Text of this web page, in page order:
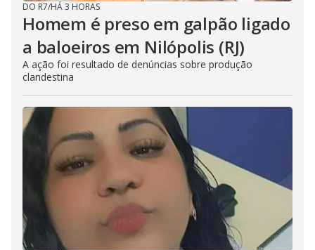
DO R7/HÁ 3 HORAS
Homem é preso em galpão ligado
a baloeiros em Nilópolis (RJ)
A ação foi resultado de denúncias sobre produção
clandestina